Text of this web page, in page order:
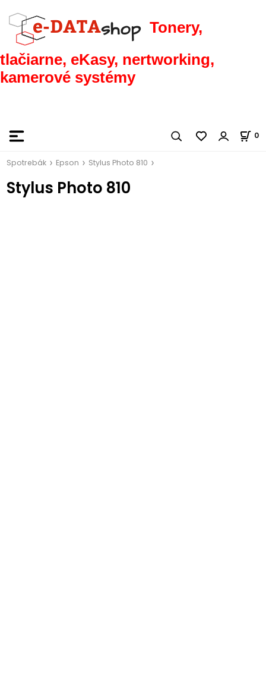
Tonery,
tlačiarne, eKasy, nertworking,
kamerové systémy
0
Spotrebák Epson Stylus Photo 810
Stylus Photo 810